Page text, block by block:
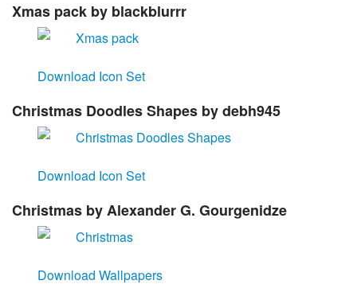
Xmas pack by blackblurrr
Download Icon Set
Christmas Doodles Shapes by debh945
Download Icon Set
Christmas by Alexander G. Gourgenidze
Download Wallpapers